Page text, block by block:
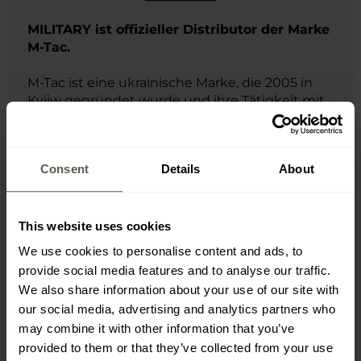
Consent Details About
This website uses cookies
We use cookies to personalise content and ads, to
provide social media features and to analyse our traffic.
We also share information about your use of our site with
our social media, advertising and analytics partners who
may combine it with other information that you’ve
provided to them or that they’ve collected from your use
​MILITARY ist offizieller Distributor der Marke
M-Tac.
M-Tac ist eine ukrainische Marke, die 2005 in
Kyjiw gegründet wurde und ihre Tätigkeit mit
der Produktion von Airsoft-Zubehör begann.
Unternehmen sein Sortiment schnell um
Bekleidung und taktische Ausrüstung. Die
unter anspruchsvollsten Bedingungen
Arktis, auf Schlachtfeldern sowie bei extremen
Survival-Expeditionen erprobt. Im
Produktionsprozess werden hochwertige
Materialien renommierter Lieferanten wie
Polartec®, MultiCam Pattern® oder Cordura®
verwendet. Die Marke genießt großes Ansehen